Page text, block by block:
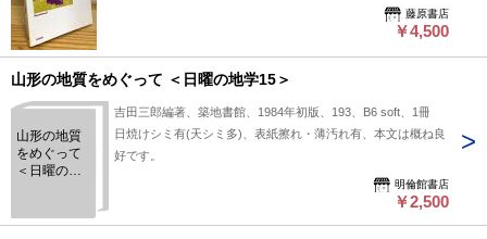
藤原書店
￥4,500
山形の地質をめぐって ＜日曜の地学15＞
山形の地質
をめぐって
＜日曜の地
吉田三郎編著、築地書館、1984年初版、193、B6 soft、1冊
日焼けシミ有(天シミ多)、表紙擦れ・薄汚れ有、本文は概ね良
好です。
明倫館書店
￥2,500